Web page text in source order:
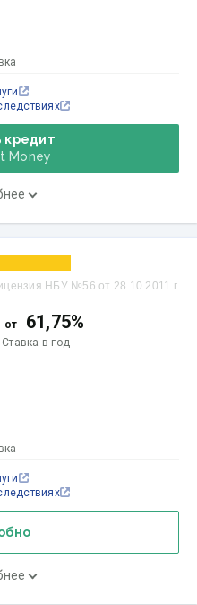
кредит
Money
НБУ №56 от 28.10.2011 г.
от 61,75%
Ставка в год